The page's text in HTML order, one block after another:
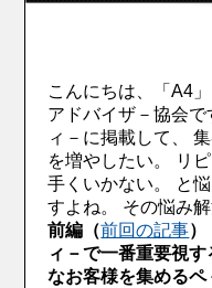
こんにちは、「A4
アドバイザ－協会で
ィ－に掲載して、
を増やしたい。
リ
手くいかない。
と
すよね。
その悩み解
前編（前回の記事）
ィ－で一番重要視
なお客様を集めるペ